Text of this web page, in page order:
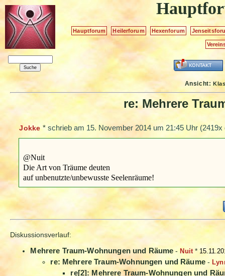
Hauptforum Heilerforum Hexenforum
Ansicht:
re: Mehrere
Jokke* schrieb am 15. November 2014 um 21:45 Uhr(2419x
@Nuit
Die Art von Träume deuten
auf unbenutzte/unbewusste Seelenräume!
Diskussionsverlauf:
Mehrere Traum-Wohnungen und Räume - Nuit*
re: Mehrere Traum-Wohnungen und Räume-
re[2]: Mehrere Traum-Wohnungen und